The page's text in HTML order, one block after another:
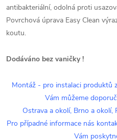
antibakteriální, odolná proti
Povrchová úprava Easy Clean
koutu.
Dodáváno bez vaničky !
Montáž - pro instalaci produktů
Vám můžeme
Ostrava a okolí, Brno a okolí,
Pro případné informace nás
Vám